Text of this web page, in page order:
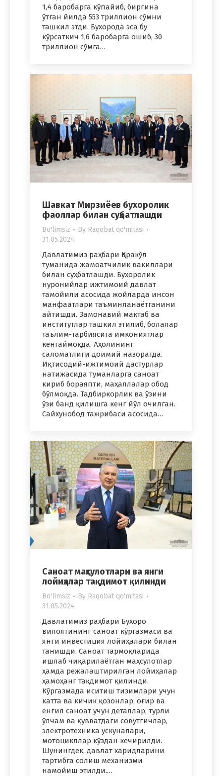
1,4 баробарга кўпайиб, биргина
ўтган йилда 553 триллион сўмни
ташкил этди. Бухорода эса бу
кўрсаткич 1,6 баробарга ошиб, 30
триллион сўмга…
Шавкат Мирзиёев бухоролик
фаоллар билан суҳбатлашди
Bo'limsiz By Raqobat qo'mitasi
31.05.2024
Давлатимиз раҳбари Қоракўл
туманида жамоатчилик вакиллари
билан суҳбатлашди. Бухоролик
нуронийлар ижтимоий давлат
тамойили асосида жойларда инсон
манфаатлари таъминланаётганини
айтишди. Замонавий мактаб ва
институтлар ташкил этилиб, болалар
таълим-тарбиясига имкониятлар
кенгаймоқда. Аҳолининг
саломатлиги доимий назоратда.
Иқтисодий-ижтимоий дастурлар
натижасида туманларга саноат
кириб бораяпти, маҳаллалар обод
бўлмоқда. Тадбиркорлик ва ўзини
ўзи банд қилишга кенг йўл очилган.
Сайхунобод тажрибаси асосида…
Саноат маҳсулотлари ва янги
лойиҳалар тақдимот қилинди
Bo'limsiz By Raqobat qo'mitasi
31.05.2024
Давлатимиз раҳбари Бухоро
вилоятининг саноат кўргазмаси ва
янги инвестиция лойиҳалари билан
танишди. Саноат тармоқларида
ишлаб чиқарилаётган маҳсулотлар
ҳамда режалаштирилган лойиҳалар
ҳамоҳанг тақдимот қилинди.
Кўргазмада иситиш тизимлари учун
катта ва кичик қозонлар, оғир ва
енгил саноат учун деталлар, турли
ўлчам ва қувватдаги совутгичлар,
электротехника ускуналари,
мотоцикллар кўздан кечирилди.
Шунингдек, давлат харидларини
тартибга солиш механизми
намойиш этилди.…